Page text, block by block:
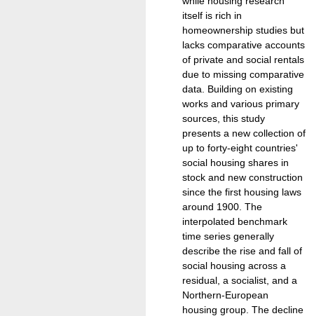
itself is rich in
homeownership studies but
lacks comparative accounts
of private and social rentals
due to missing comparative
data. Building on existing
works and various primary
sources, this study
presents a new collection of
up to forty-eight countries'
social housing shares in
stock and new construction
since the first housing laws
around 1900. The
interpolated benchmark
time series generally
describe the rise and fall of
social housing across a
residual, a socialist, and a
Northern-European
housing group. The decline